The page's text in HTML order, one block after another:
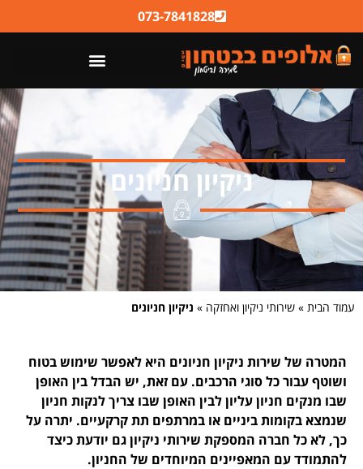
073-7841828
ניקיון חניונים
עמוד הבית » שירותי ניקיון ואחזקה » ניקיון חניונים
המטרה של שירות ניקיון חניונים היא לאפשר שימוש בטוח
ושוטף עבור כל סוגי הרכבים. עם זאת, יש הבדל בין האופן
שבו מנקים חניון עליון לבין האופן שבו צריך לנקות חניון
שנמצא בקומות ביניים או במרתפים תת קרקעיים. יתרה על
כך, לא כל חברה המספקת שירותי ניקיון גם יודעת כיצד
להתמודד עם המאפיינים המיוחדים של החניון.